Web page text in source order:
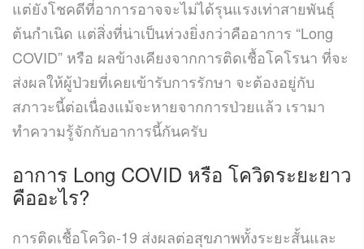
แต่ยังโชคดีที่อาการอาจจะไม่ได้รุนแรงเท่าสายพันธุ์
ต้นกำเนิด แต่สิ่งที่น่าเป็นห่วงยิ่งกว่าคืออาการ “Long
COVID” หรือ ผลข้างเคียงจากการติดเชื้อโคโรนา ที่จะ
ส่งผลให้ผู้ป่วยที่เคยเข้ารับการรักษา จะต้องอยู่กับ
สภาวะนี้ต่อเนื่องแม้จะหายจากการป่วยแล้ว เรามา
ทำความรู้จักกับอาการนี้กันครับ
อาการ Long COVID หรือ โควิดระยะยาว
คืออะไร?
การติดเชื้อโควิด-19 ส่งผลต่อสุขภาพทั้งระยะสั้นและ